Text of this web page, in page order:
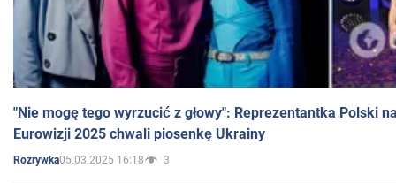
"Nie mogę tego wyrzucić z głowy": Reprezentantka Polski
Eurowizji 2025 chwali piosenkę Ukrainy
Rozrywka05.03.2025 16:18 3